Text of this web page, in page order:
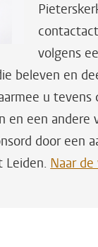
volgens
beleven en
u tevens
een andere
door een
Leiden. Naar